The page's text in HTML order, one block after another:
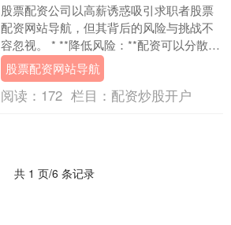
股票配资公司以高薪诱惑吸引求职者股票
配资网站导航，但其背后的风险与挑战不
容忽视。 * **降低风险：**配资可以分散投
资风险。当市场波动时，配资可以帮助投
资者降....
股票配资网站导航
阅读： 172 栏目： 配资炒股开户
共 1 页/6 条记录